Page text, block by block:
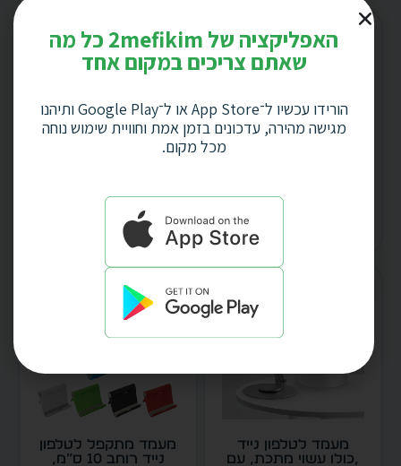
ממתכת, עם זרוע
מסתובבת 360″ ,
גימור מטאלי טיטניום,
בסיס מעוגל בקוטר 9
משולב
ס”מ 5221
מעמד לטלפון נייד
,כולו עשוי מתכת, עם
מעמד מתקפל לטלפון
נייד רוחב 10 ס”מ,
האפליקציה של 2mefikim כל מה
שאתם צריכים במקום אחד
הורידו עכשיו ל־App Store או ל־Google Play ותיהנו
מגישה מהירה, עדכונים בזמן אמת וחוויית שימוש נוחה
מכל מקום.